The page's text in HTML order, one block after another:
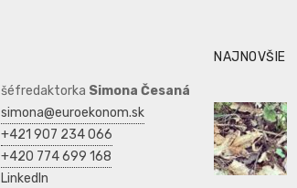
šéfredaktorka Simona Česaná
simona@euroekonom.sk
+421 907 234 066
+420 774 699 168
LinkedIn
NAJNOVŠIE